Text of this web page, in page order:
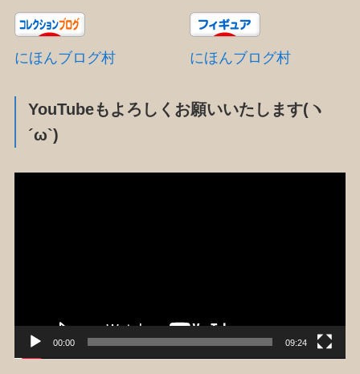
にほんブログ村 にほんブログ村
YouTubeもよろしくお願いいたします(ヽ
´ω`)
00:00 09:24